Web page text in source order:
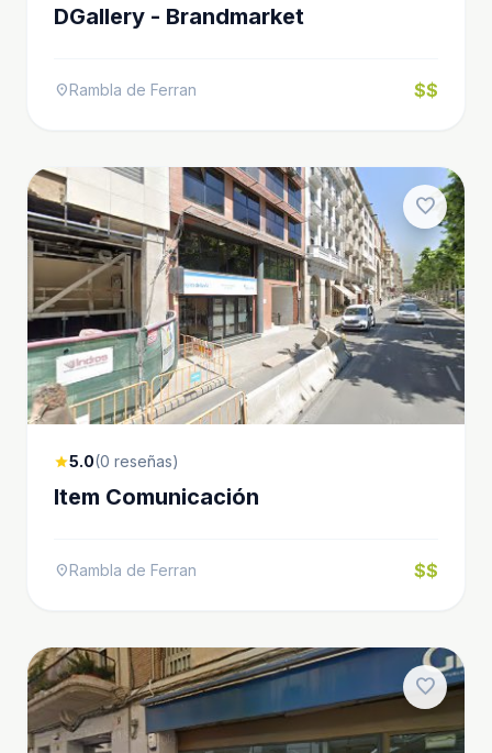
DGallery - Brandmarket
location_onRambla de Ferran $$
favorite
star5.0(0 reseñas)
Item Comunicación
location_onRambla de Ferran $$
favorite